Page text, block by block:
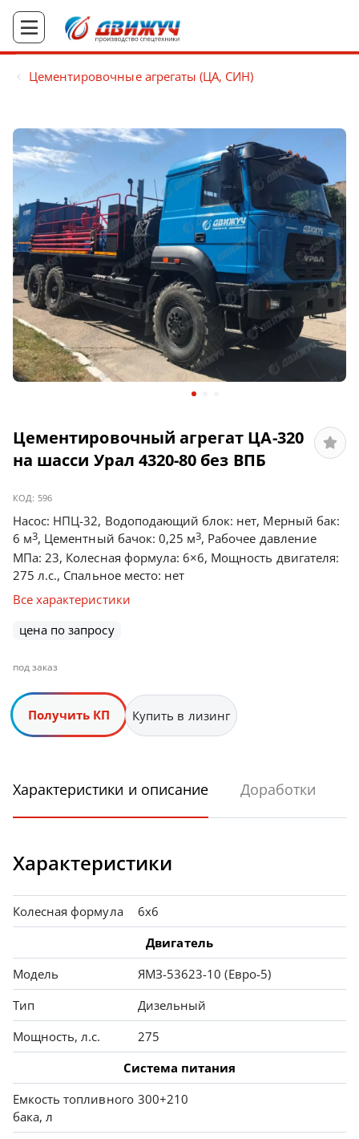
Цементировочные агрегаты (ЦА, СИН)
Цементировочный агрегат ЦА-320
на шасси Урал 4320-80 без ВПБ
КОД: 596
Насос: НПЦ-32, Водоподающий блок: нет, Мерный бак:
6 м3, Цементный бачок: 0,25 м3, Рабочее давление
МПа: 23, Колесная формула: 6×6, Мощность двигателя:
275 л.с., Спальное место: нет
Все характеристики
цена по запросу
под заказ
Получить КП Купить в лизинг
Характеристики и описание Доработки
Характеристики
Колесная формула
6х6
Двигатель
Модель
ЯМЗ-53623-10 (Евро-5)
Тип
Дизельный
Мощность, л.с.
275
Система питания
Емкость топливного
бака, л
300+210